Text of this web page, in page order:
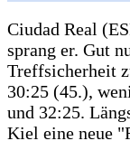
Ciudad Real
sprang er. Gut
Treffsicherheit
30:25 (45.),
und 32:25.
Kiel eine neue